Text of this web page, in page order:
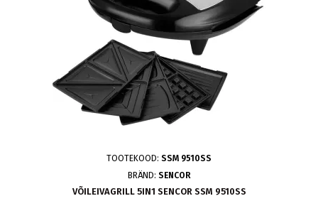
TOOTEKOOD: SSM 9510SS
BRÄND: SENCOR
VÕILEIVAGRILL 5IN1 SENCOR SSM 9510SS